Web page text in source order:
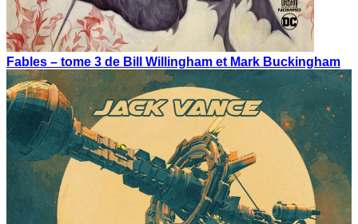
Fables – tome 3 de Bill Willingham et Mark Buckingham